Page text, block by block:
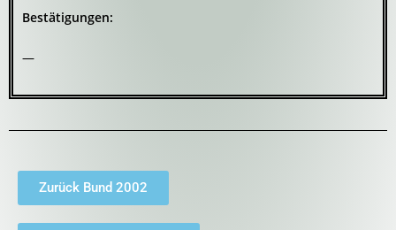
Bestätigungen:
—
Zurück Bund 2002